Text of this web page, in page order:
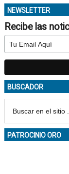
NEWSLETTER
Recibe las
BUSCADOR
PATROCINIO ORO